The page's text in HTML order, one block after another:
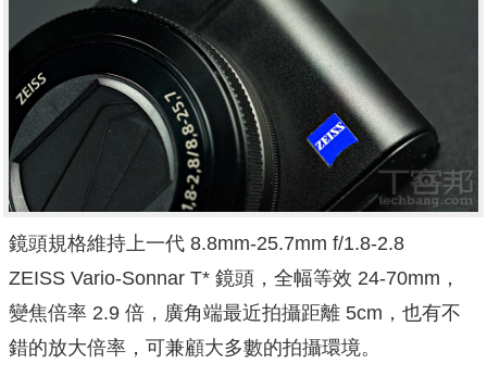
鏡頭規格維持上一代 8.8mm-25.7mm f/1.8-2.8
ZEISS Vario-Sonnar T* 鏡頭，全幅等效 24-70mm，
變焦倍率 2.9 倍，廣角端最近拍攝距離 5cm，也有不
錯的放大倍率，可兼顧大多數的拍攝環境。